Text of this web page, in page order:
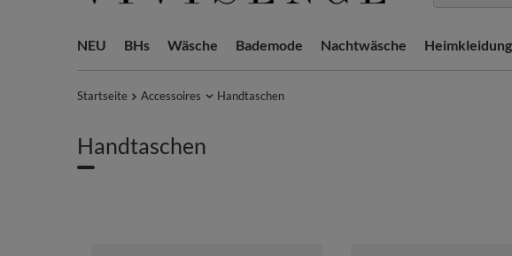
NEU BHs Wäsche Bademode Nachtwäsche Heimkleidung
Startseite Accessoires Handtaschen
Handtaschen